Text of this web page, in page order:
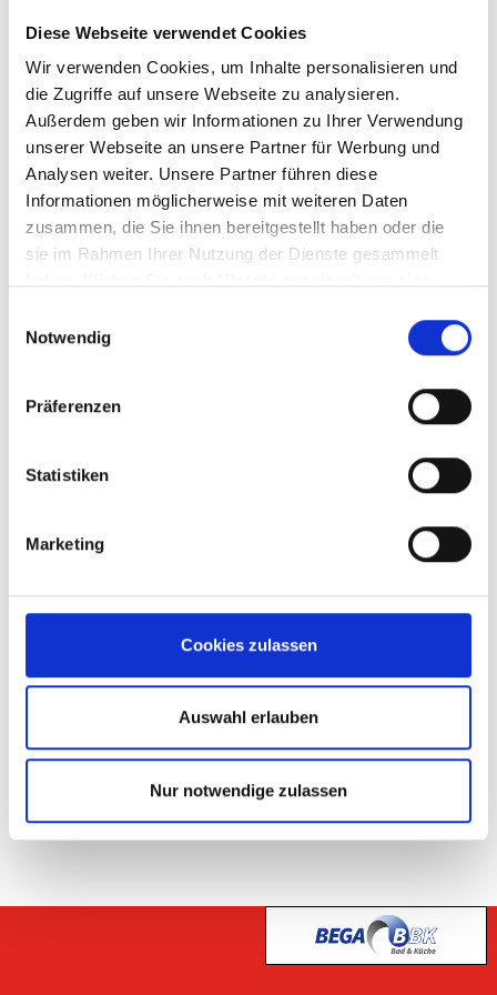
Diese Webseite verwendet Cookies
Wir verwenden Cookies, um Inhalte personalisieren und
die Zugriffe auf unsere Webseite zu analysieren.
Außerdem geben wir Informationen zu Ihrer Verwendung
unserer Webseite an unsere Partner für Werbung und
Analysen weiter. Unsere Partner führen diese
Informationen möglicherweise mit weiteren Daten
zusammen, die Sie ihnen bereitgestellt haben oder die
sie im Rahmen Ihrer Nutzung der Dienste gesammelt
Information dazu und die Möglichkeit, Ihre Auswahl im
Notwendig
Präferenzen
Statistiken
Marketing
Cookies zulassen
Auswahl erlauben
Nur notwendige zulassen
Denver
Sicherheitshinweise GPSR
Spiegelschrank Denver
199,-€